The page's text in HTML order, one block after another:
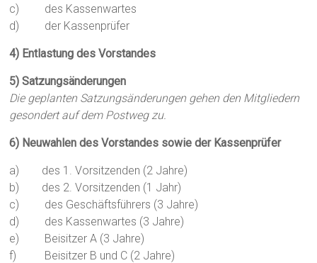
c) des Kassenwartes
d) der Kassenprüfer
4) Entlastung des Vorstandes
5) Satzungsänderungen
Die geplanten Satzungsänderungen gehen den Mitgliedern
gesondert auf dem Postweg zu.
6) Neuwahlen des Vorstandes sowie der Kassenprüfer
a) des 1. Vorsitzenden (2 Jahre)
b) des 2. Vorsitzenden (1 Jahr)
c) des Geschäftsführers (3 Jahre)
d) des Kassenwartes (3 Jahre)
e) Beisitzer A (3 Jahre)
f) Beisitzer B und C (2 Jahre)